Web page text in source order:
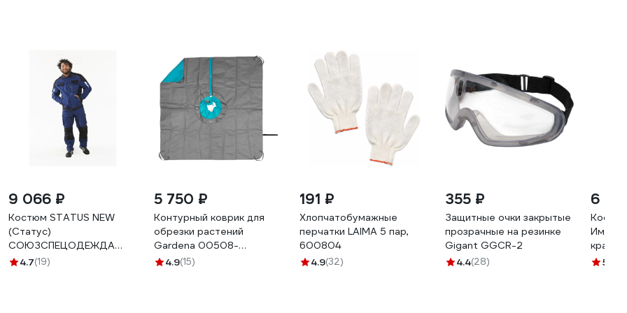
9 066 ₽
Костюм STATUS NEW
(Статус)
СОЮЗСПЕЦОДЕЖДА
темно-синий/черный, р.
4.7(19)
5 750 ₽
Контурный коврик для
обрезки растений
Gardena 00508-
20.000.00
4.9(15)
191 ₽
Хлопчатобумажные
перчатки LAIMA 5 пар,
600804
4.9(32)
355 ₽
Защитные очки закрытые
прозрачные на резинке
Gigant GGСR-2
4.4(28)
6
Имидж
50/
5